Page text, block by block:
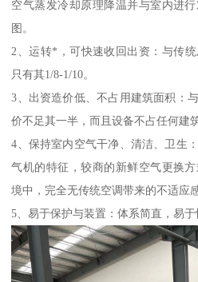
空气蒸发冷却原理降温并与室内进
图。
2、运转*，可快速收回出资：与传
只有其1/8-1/10。
3、出资造价低、不占用建筑面积：
价不足其一半，而且设备不占任何建
4、保持室内空气干净、清洁、卫生
气机的特征，较商的新鲜空气更换
境中，完全无传统空调带来的不适应
5、易于保护与装置：体系简直，易于